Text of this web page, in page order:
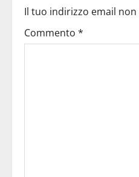
Il tuo indirizzo email
Commento *